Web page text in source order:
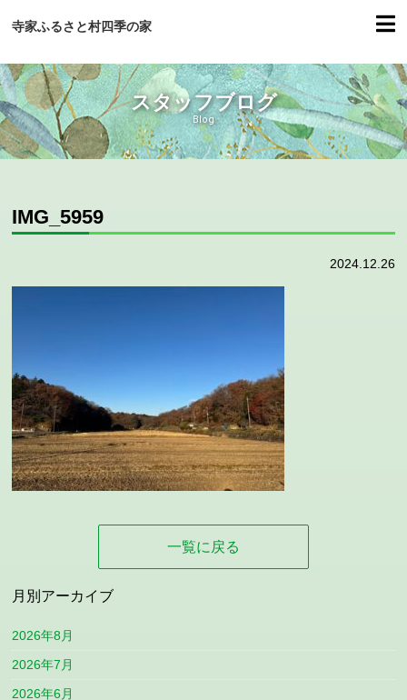
寺家ふるさと村四季の家
スタッフブログ
Blog
IMG_5959
2024.12.26
一覧に戻る
月別アーカイブ
2026年8月
2026年7月
2026年6月